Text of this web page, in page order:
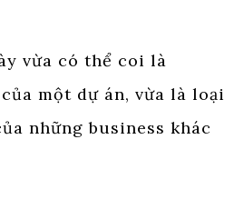
vừa có thể coi là
một dự án, vừa là loại
những business khác